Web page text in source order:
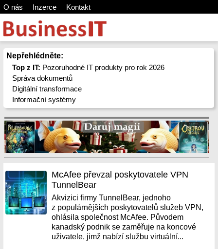
O nás Inzerce Kontakt
Nepřehlédněte:
Top z IT: Pozoruhodné IT produkty pro rok 2026
Správa dokumentů
Digitální transformace
Informační systémy
McAfee převzal poskytovatele VPN
TunnelBear
Akvizici firmy TunnelBear, jednoho
z populárnějších poskytovatelů služeb VPN,
ohlásila společnost McAfee. Původem
kanadský podnik se zaměřuje na koncové
uživatele, jimž nabízí službu virtuální...